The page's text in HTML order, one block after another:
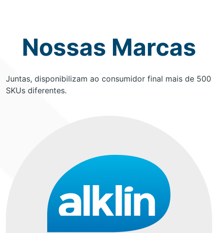
Nossas Marcas
Juntas, disponibilizam ao consumidor final mais de 500
SKUs diferentes.